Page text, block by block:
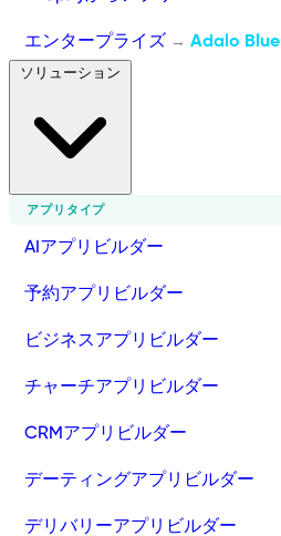
エンタープライズ → Adalo Blue
アプリタイプ
AIアプリビルダー
予約アプリビルダー
ビジネスアプリビルダー
チャーチアプリビルダー
CRMアプリビルダー
デーティングアプリビルダー
デリバリーアプリビルダー